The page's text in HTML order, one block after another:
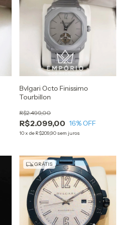
Bvlgari Octo Finissimo
Tourbillon
R$2.099,00
R$2.499,00
16% OFF
10x de R$209,90 sem juros
GRÁTIS